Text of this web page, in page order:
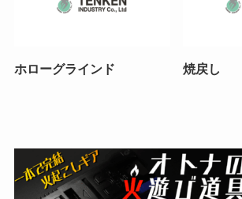
ホローグラインド 焼戻し